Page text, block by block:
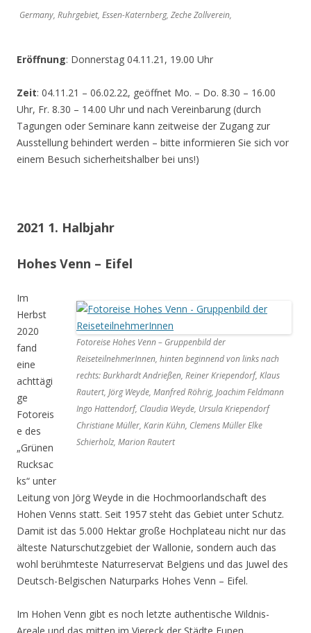
Germany, Ruhrgebiet, Essen-Katernberg, Zeche Zollverein,
Eröffnung: Donnerstag 04.11.21, 19.00 Uhr
Zeit: 04.11.21 – 06.02.22, geöffnet Mo. – Do. 8.30 – 16.00
Uhr, Fr. 8.30 – 14.00 Uhr und nach Vereinbarung (durch
Tagungen oder Seminare kann zeitweise der Zugang zur
Ausstellung behindert werden – bitte informieren Sie sich vor
einem Besuch sicherheitshalber bei uns!)
2021 1. Halbjahr
Hohes Venn – Eifel
Fotoreise Hohes Venn – Gruppenbild der
ReiseteilnehmerInnen, hinten beginnend von links nach
rechts: Burkhardt Andrießen, Reiner Kriependorf, Klaus
Rautert, Jörg Weyde, Manfred Röhrig, Joachim Feldmann
Ingo Hattendorf, Claudia Weyde, Ursula Kriependorf
Christiane Müller, Karin Kühn, Clemens Müller Elke
Schierholz, Marion Rautert
Im
Herbst
2020
fand
eine
achttägi
ge
Fotoreis
e des
„Grünen
Rucksac
ks“ unter
Leitung von Jörg Weyde in die Hochmoorlandschaft des
Hohen Venns statt. Seit 1957 steht das Gebiet unter Schutz.
Damit ist das 5.000 Hektar große Hochplateau nicht nur das
älteste Naturschutzgebiet der Wallonie, sondern auch das
wohl berühmteste Naturreservat Belgiens und das Juwel des
Deutsch-Belgischen Naturparks Hohes Venn – Eifel.
Im Hohen Venn gibt es noch letzte authentische Wildnis-